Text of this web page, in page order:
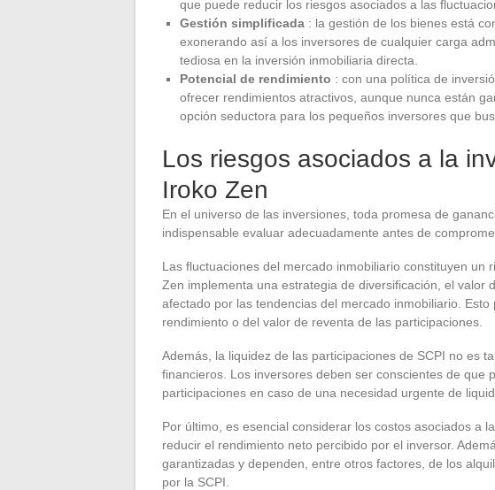
que puede reducir los riesgos asociados a las
Gestión simplificada : la gestión de los bienes está
exonerando así a los inversores de cualquier carga
tediosa en la inversión inmobiliaria directa.
Potencial de rendimiento : con una política de
ofrecer rendimientos atractivos, aunque nunca están
opción seductora para los pequeños inversores que
Los riesgos asociados a la
Iroko Zen
En el universo de las inversiones, toda promesa de
indispensable evaluar adecuadamente antes de
Las fluctuaciones del mercado inmobiliario constituyen un
Zen implementa una estrategia de diversificación, el valor
afectado por las tendencias del mercado inmobiliario.
rendimiento o del valor de reventa de las participaciones.
Además, la liquidez de las participaciones de SCPI no es
financieros. Los inversores deben ser conscientes de que
participaciones en caso de una necesidad urgente de
Por último, es esencial considerar los costos asociados a
reducir el rendimiento neto percibido por el inversor.
garantizadas y dependen, entre otros factores, de los
por la SCPI.